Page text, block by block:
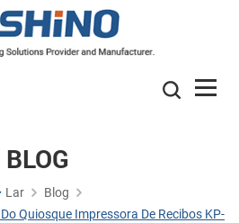
BLOG
Lar
Blog
Quiosque Impressora De Recibos KP-